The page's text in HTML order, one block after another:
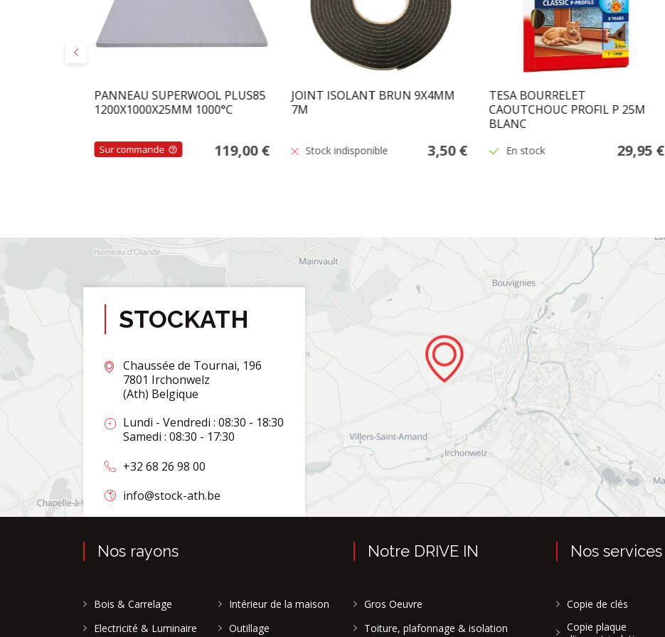
Précédent
PANNEAU SUPERWOOL PLUS85
1200X1000X25MM 1000°C
Sur commande 119,00 €
JOINT ISOLANT BRUN 9X4MM
7M
Stock indisponible 3,50 €
TESA BOURRELET
CAOUTCHOUC PROFIL P 25M
BLANC
En stock 29,95 €
STOCKATH
Chaussée de Tournai, 196
7801 Irchonwelz
(Ath) Belgique
Lundi - Vendredi : 08:30 - 18:30
Samedi : 08:30 - 17:30
+32 68 26 98 00
info@stock-ath.be
Nos rayons
Bois & Carrelage
Electricité & Luminaire
Intérieur de la maison
Outillage
Notre DRIVE IN
Gros Oeuvre
Toiture, plafonnage & isolation
Nos services
Copie de clés
Copie plaque